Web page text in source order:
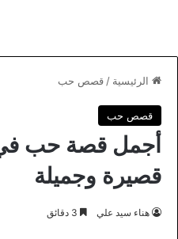
الرئيسية / قصص حب
قصص حب
أجمل قصة حب
قصيرة وجميلة
هناء سيد علي